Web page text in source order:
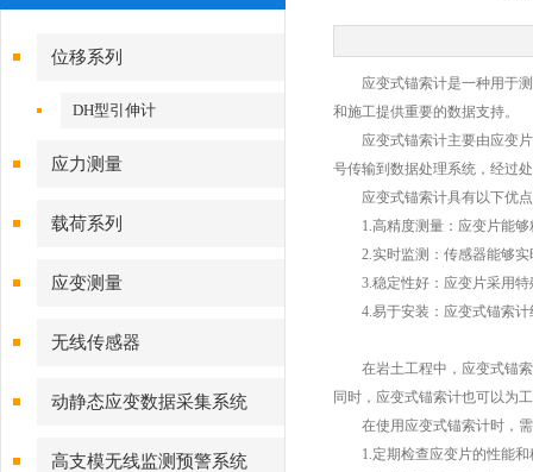
位移系列
DH型引伸计
应力测量
载荷系列
应变测量
无线传感器
动静态应变数据采集系统
高支模无线监测预警系统
应变式锚索计是一种用于测
和施工提供重要的数据支持。
应变式锚索计主要由应变片
号传输到数据处理系统，经过
应变式锚索计具有以下优
1.高精度测量：应变片能够
2.实时监测：传感器能够实
3.稳定性好：应变片采用特
4.易于安装：应变式锚索计
在岩土工程中，应变式锚索
同时，应变式锚索计也可以为
在使用应变式锚索计时，需
1.定期检查应变片的性能和